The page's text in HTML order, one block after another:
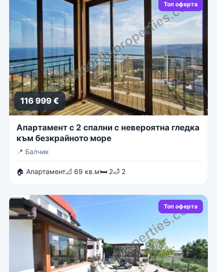
Топ оферта
116 999 €
Апартамент с 2 спални с невероятна гледка
към безкрайното море
📍 Балчик
🏠 Апартамент📐 69 кв.м🛏 2🛁 2
Топ оферта